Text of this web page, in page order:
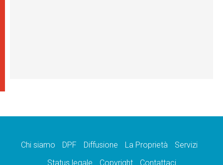
Chi siamo DPF Diffusione La Proprietà
Servizi
Status legale
Copyright Contattaci